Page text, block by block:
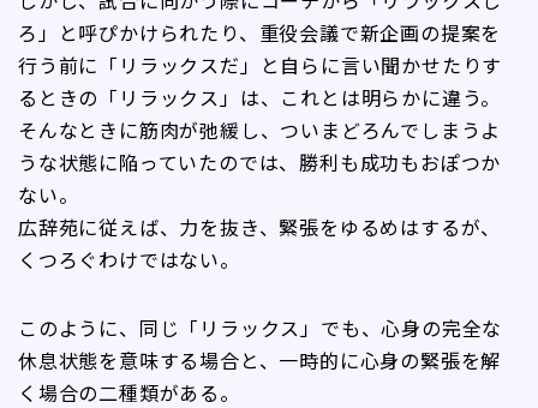
ろ」と呼ぴかけられたり、重役会議で新企画の提案を
行う前に「リラックスだ」と自らに言い聞かせたりす
るときの「リラックス」は、これとは明らかに違う。
そんなときに筋肉が弛緩し、ついまどろんでしまうよ
うな状態に陥っていたのでは、勝利も成功もおぽつか
ない。
広辞苑に従えば、力を抜き、緊張をゆるめはするが、
くつろぐわけではない。
このように、同じ「リラックス」でも、心身の完全な
休息状態を意味する場合と、一時的に心身の緊張を解
く場合の二種類がある。